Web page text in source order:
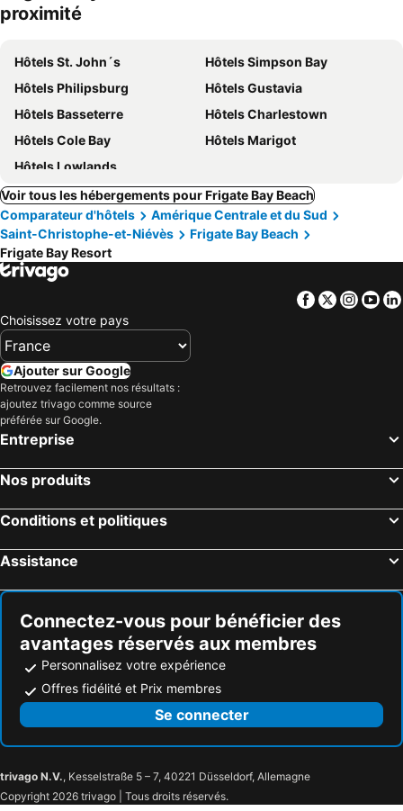
proximité
Hôtels St. John´s
Hôtels Simpson Bay
Hôtels Philipsburg
Hôtels Gustavia
Hôtels Basseterre
Hôtels Charlestown
Hôtels Cole Bay
Hôtels Marigot
Hôtels Lowlands
Voir tous les hébergements pour Frigate Bay Beach
Comparateur d'hôtels
Amérique Centrale et du Sud
Saint-Christophe-et-Niévès
Frigate Bay Beach
Frigate Bay Resort
Facebook
Twitter
Choisissez votre pays
Ajouter sur Google
Retrouvez facilement nos résultats :
ajoutez trivago comme source
préférée sur Google.
Entreprise
Nos produits
Conditions et politiques
Assistance
Connectez-vous pour bénéficier des
avantages réservés aux membres
Personnalisez votre expérience
Offres fidélité et Prix membres
Se connecter
trivago N.V., Kesselstraße 5 – 7, 40221 Düsseldorf, Allemagne
Copyright 2026 trivago | Tous droits réservés.